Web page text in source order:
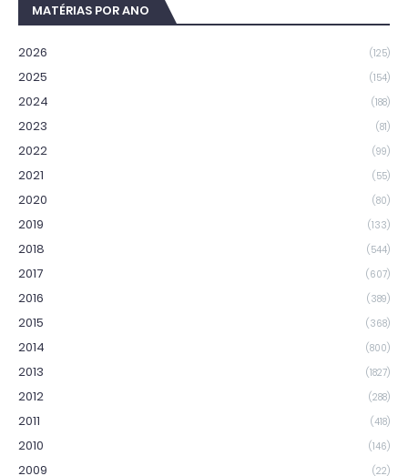
MATÉRIAS POR ANO
2026 (125)
2025 (154)
2024 (188)
2023 (81)
2022 (99)
2021 (55)
2020 (80)
2019 (133)
2018 (544)
2017 (607)
2016 (389)
2015 (368)
2014 (800)
2013 (1827)
2012 (288)
2011 (418)
2010 (146)
2009 (22)